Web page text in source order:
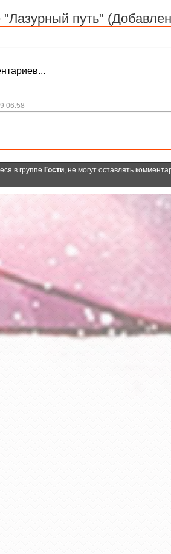
путь"
06:58
в группе Гости, не могут оставлять